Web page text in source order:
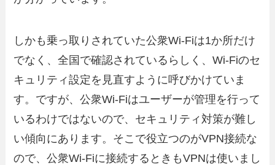
しかも乗っ取りされていた公衆Wi-Fiは1か所だけ
でなく、全国で確認されているらしく、Wi-Fiのセ
キュリティ設定を見直すように呼びかけていま
す。ですが、公衆Wi-Fiはユーザーが管理を行って
いるわけではないので、セキュリティ対策が難し
い傾向にあります。そこで役立つのがVPN接続な
ので、公衆Wi-Fiに接続するときもVPNは使いまし